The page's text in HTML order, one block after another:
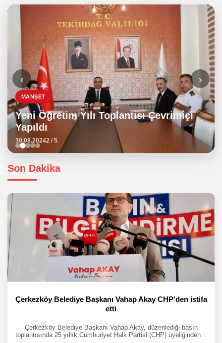
MANŞET
Yeni Öğretim Yılı Toplantısı Çevrimiçi
Yapıldı
30.08.20242 / 5
‹ ›
Son Dakika
Çerkezköy Belediye Başkanı Vahap Akay CHP’den istifa
etti
Çerkezköy Belediye Başkanı Vahap Akay, düzenlediği basın
toplantısında 25 yıllık Cumhuriyet Halk Partisi (CHP) üyeliğinden…